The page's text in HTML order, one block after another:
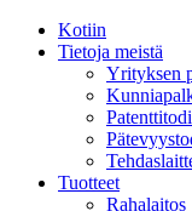
Kotiin
Tietoja meistä
Yrityksen
Tuotteet
Rahalaitos